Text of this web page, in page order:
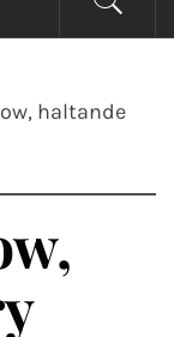
haltande